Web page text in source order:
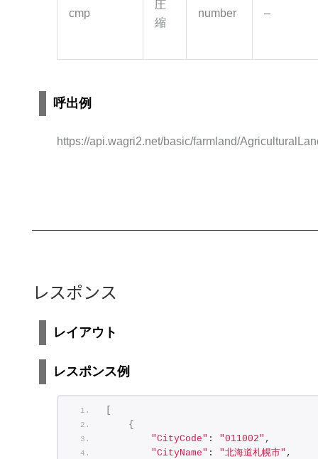
cmp
圧
縮
number –
呼出例
https://api.wagri2.net/basic/farmland/
レスポンス
レイアウト
レスポンス例
{
"CityCode" : "011002" ,
"CityName" : "北海道札幌市" ,